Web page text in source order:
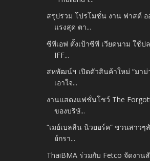
สรุปรวม โปรโมชั่น งาน ฟาสต์ อ
แรงสุด ตา...
ซีพีเอฟ ตั้งเป้าซีพี เวียดนาม ใช้
IFF...
สหพัฒน์ฯ เปิดตัวสินค้าใหม่ “มาม่
เอาใจ...
งานแสดงแฟชั่นโชว์ The
ของบริษั...
“เมย์เบลลีน นิวยอร์ค” ชวนสาว
ย์กรา...
ThaiBMA ร่วมกับ Fetco จัดงาน